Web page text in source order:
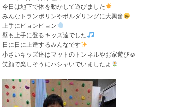
今日は地下で体を動かして遊びました
みんなトランポリンやボルダリングに大興奮
上手にピョンピョン
壁も上手に登るキッズ達でした
日に日に上達するみんなです
小さいキッズ達はマットのトンネルやお家遊び☺
笑顔で楽しそうにハシャいでいましたよ